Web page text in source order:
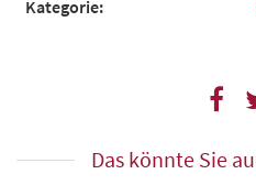
Kategorie:
Das könnte Sie